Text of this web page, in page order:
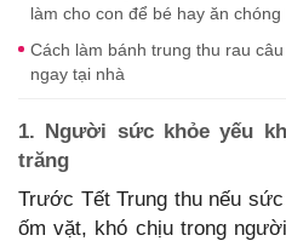
làm cho con để bé hay ăn chóng
Cách làm bánh trung thu rau
ngay tại nhà
1. Người sức khỏe yếu
trăng
Trước Tết Trung thu nếu
ốm vặt, khó chịu trong